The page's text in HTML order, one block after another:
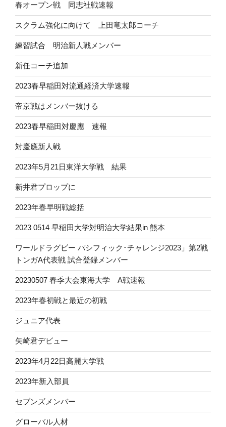
春オープン戦 同志社戦速報
スクラム強化に向けて 上田竜太郎コーチ
練習試合 明治新人戦メンバー
新任コーチ追加
2023春早稲田対流通経済大学速報
帝京戦はメンバー抜ける
2023春早稲田対慶應 速報
対慶應新人戦
2023年5月21日東洋大学戦 結果
新井君プロップに
2023年春早明戦総括
2023 0514 早稲田大学対明治大学結果in 熊本
ワールドラグビー パシフィック･チャレンジ2023」第2戦
トンガA代表戦 試合登録メンバー
20230507 春季大会東海大学 A戦速報
2023年春初戦と最近の初戦
ジュニア代表
矢崎君デビュー
2023年4月22日高麗大学戦
2023年新入部員
セブンズメンバー
グローバル人材